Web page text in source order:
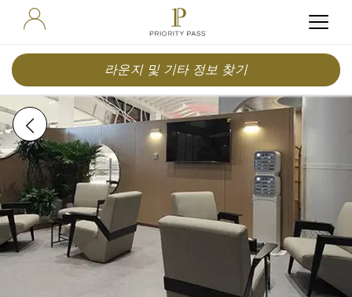
라운지 및 기타 정보 찾기